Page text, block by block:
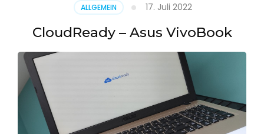
Jahressicherung
ALLGEMEIN 17. Juli 2022
CloudReady – Asus VivoBook